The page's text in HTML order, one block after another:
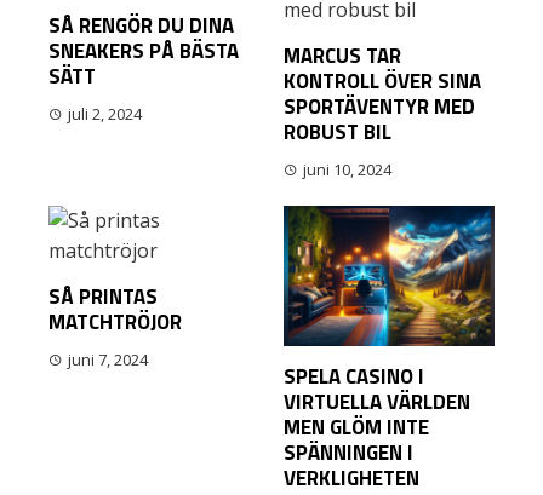
SÅ RENGÖR DU DINA
SNEAKERS PÅ BÄSTA
SÄTT
juli 2, 2024
MARCUS TAR
KONTROLL ÖVER SINA
SPORTÄVENTYR MED
ROBUST BIL
juni 10, 2024
SÅ PRINTAS
MATCHTRÖJOR
juni 7, 2024
SPELA CASINO I
VIRTUELLA VÄRLDEN
MEN GLÖM INTE
SPÄNNINGEN I
VERKLIGHETEN